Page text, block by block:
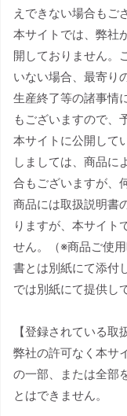
えできない場合もご
本サイトでは、弊社
開しておりません。
いない場合、最寄り
生産終了等の諸事情
もございますので、
本サイトに公開して
しましては、商品に
合もございますが、
商品には取扱説明書
りますが、本サイト
せん。（※商品ご使
書とは別紙にて添付
では別紙にて提供し
【登録されている取
弊社の許可なく本サ
の一部、または全部
とはできません。